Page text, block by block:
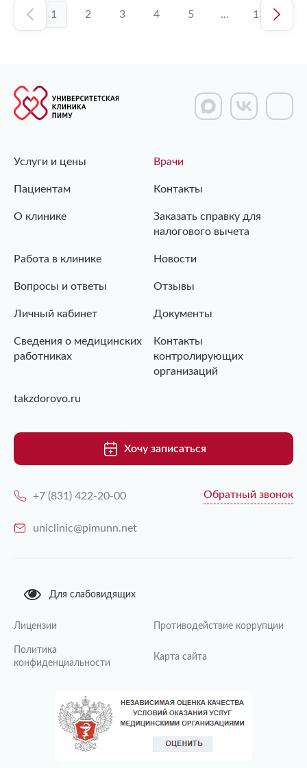
1 2 3 4 5 ... 13
Услуги и цены Врачи
Пациентам Контакты
О клинике
Заказать справку для
налогового вычета
Работа в клинике Новости
Вопросы и ответы Отзывы
Личный кабинет Документы
Сведения о медицинских
работниках
Контакты
контролирующих
организаций
takzdorovo.ru
Хочу записаться
+7 (831) 422-20-00 Обратный звонок
uniclinic@pimunn.net
Для слабовидящих
Лицензии Противодействие коррупции
Политика
конфиденциальности
Карта сайта